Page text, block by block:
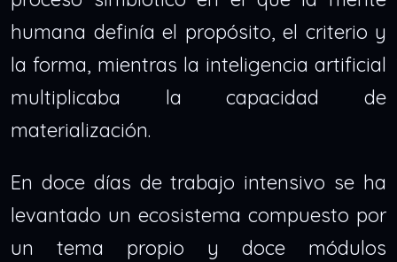
humana definía el propósito, el criterio y
la forma, mientras la inteligencia artificial
multiplicaba la capacidad de
materialización.
En doce días de trabajo intensivo se ha
levantado un ecosistema compuesto por
un tema propio y doce módulos